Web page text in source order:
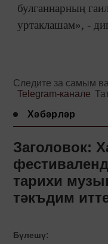
булганнарның
уртаклашам», -
Следите за самым
Telegram-канале
Хәбәрләр
Заголовок:
тарихи
тәкъдим
Бүлешү: